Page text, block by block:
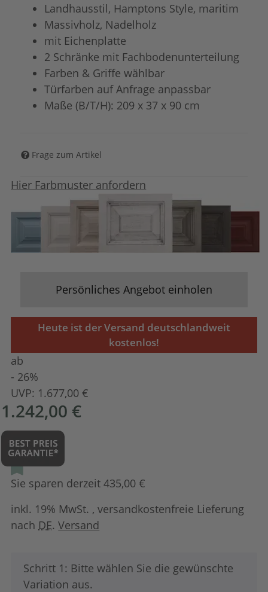
Landhausstil, Hamptons Style, maritim
Massivholz, Nadelholz
mit Eichenplatte
2 Schränke mit Fachbodenunterteilung
Farben & Griffe wählbar
Türfarben auf Anfrage anpassbar
Maße (B/T/H): 209 x 37 x 90 cm
Frage zum Artikel
Hier Farbmuster anfordern
Persönliches Angebot einholen
Heute ist der Versand deutschlandweit
kostenlos!
ab
- 26%
UVP: 1.677,00 €
1.242,00 €
Sie sparen derzeit 435,00 €
inkl. 19% MwSt. , versandkostenfreie Lieferung
nach DE.Versand
x
Schritt 1: Bitte wählen Sie die gewünschte
Variation aus.